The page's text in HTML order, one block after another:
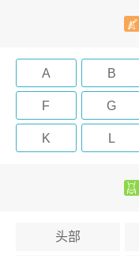
A B
F G
K L
头部